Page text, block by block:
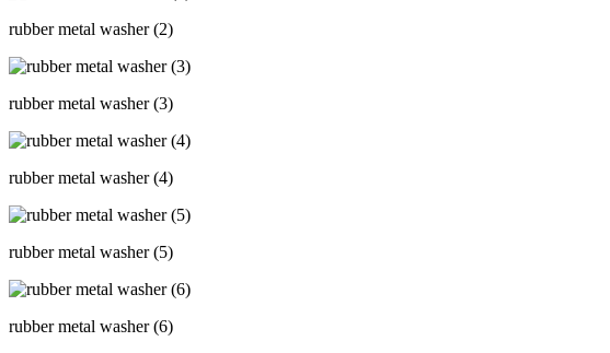
rubber metal washer (2)
rubber metal washer (3)
rubber metal washer (4)
rubber metal washer (5)
rubber metal washer (6)